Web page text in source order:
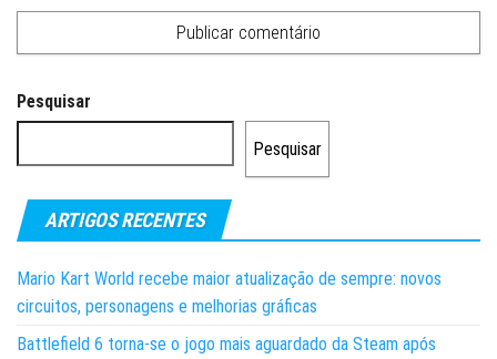
Pesquisar
Pesquisar
ARTIGOS RECENTES
Mario Kart World recebe maior atualização de sempre: novos
circuitos, personagens e melhorias gráficas
Battlefield 6 torna-se o jogo mais aguardado da Steam após